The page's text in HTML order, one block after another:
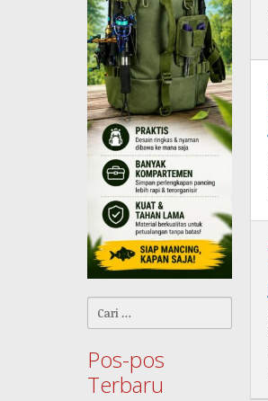
untuk:
Pos-pos
Terbaru